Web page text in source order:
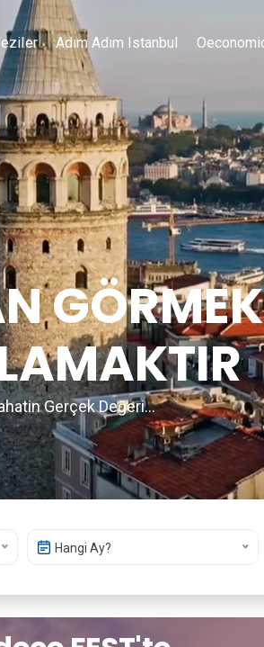
Adım Adım Istanbul
Gerçek Değeri...
Hangi Ay?